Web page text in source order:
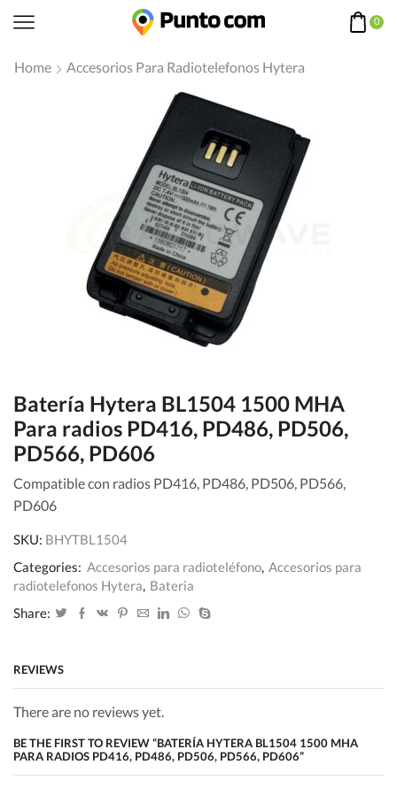
0
Home Accesorios Para Radiotelefonos Hytera
Batería Hytera BL1504 1500 MHA
Para radios PD416, PD486, PD506,
PD566, PD606
Compatible con radios PD416, PD486, PD506, PD566,
PD606
SKU: BHYTBL1504
Categories: Accesorios para radioteléfono, Accesorios para
radiotelefonos Hytera, Bateria
Share:
REVIEWS
There are no reviews yet.
BE THE FIRST TO REVIEW “BATERÍA HYTERA BL1504 1500 MHA
PARA RADIOS PD416, PD486, PD506, PD566, PD606”